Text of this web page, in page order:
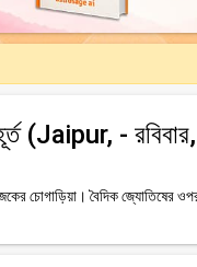
(Jaipur, -
চোগাড়িয়া। বৈদিক জ্যোতিষের